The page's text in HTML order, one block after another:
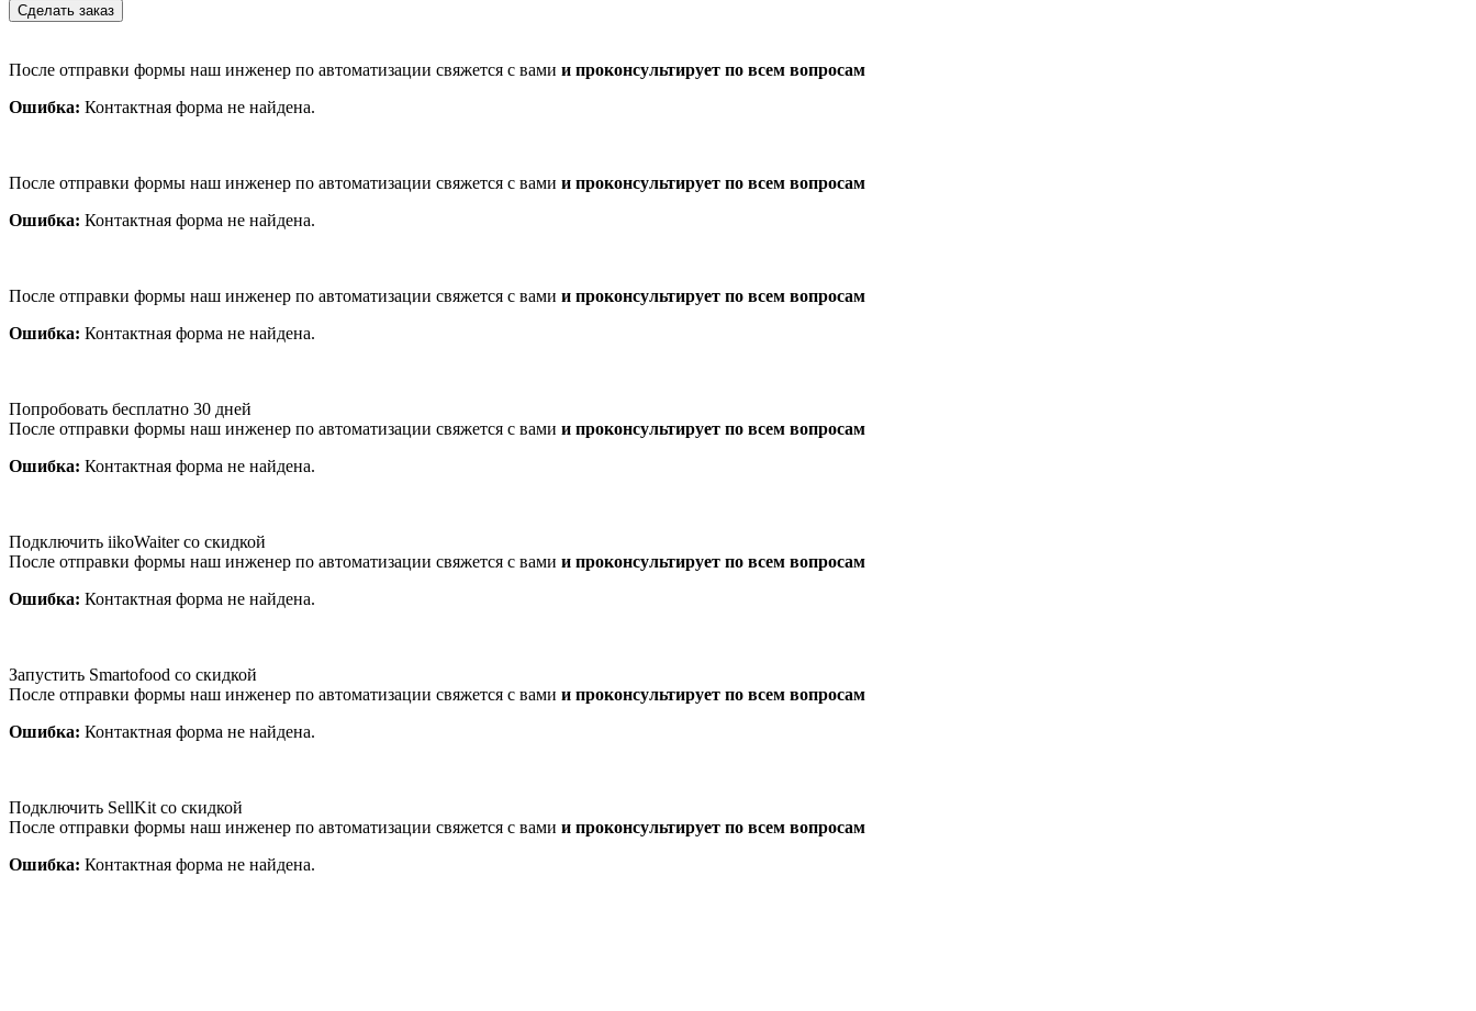
После отправки формы наш инженер по автоматизации свяжется с вами и проконсультирует по всем вопросам
Ошибка: Контактная форма не найдена.
После отправки формы наш инженер по автоматизации свяжется с вами и проконсультирует по всем вопросам
Ошибка: Контактная форма не найдена.
После отправки формы наш инженер по автоматизации свяжется с вами и проконсультирует по всем вопросам
Ошибка: Контактная форма не найдена.
Попробовать бесплатно 30 дней
После отправки формы наш инженер по автоматизации свяжется с вами и проконсультирует по всем вопросам
Ошибка: Контактная форма не найдена.
Подключить iikoWaiter со скидкой
После отправки формы наш инженер по автоматизации свяжется с вами и проконсультирует по всем вопросам
Ошибка: Контактная форма не найдена.
Запустить Smartofood со скидкой
После отправки формы наш инженер по автоматизации свяжется с вами и проконсультирует по всем вопросам
Ошибка: Контактная форма не найдена.
Подключить SellKit со скидкой
После отправки формы наш инженер по автоматизации свяжется с вами и проконсультирует по всем вопросам
Ошибка: Контактная форма не найдена.